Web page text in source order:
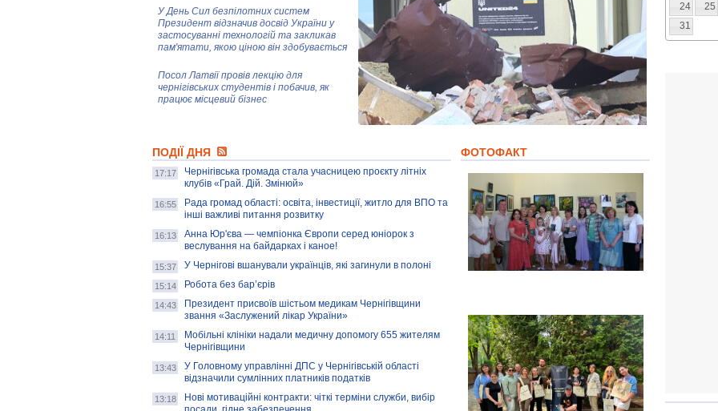
У День Сил безпілотних систем
Президент відзначив досвід України у
застосуванні технологій та закликав
пам'ятати, якою ціною він здобувається
Посол Латвії провів лекцію для
чернігівських студентів і побачив, як
працює місцевий бізнес
колекцію про війну, емоції та тварин
AB InBev Efes Україна підтримала
навчальний проєкт "Молодіжна бізнес-
школа", спрямований на розвиток
підприємництва у Чернігівській області
Золота тварина: видання Forbes
написало про чернігівця Патрона: хто і
скільки на ньому заробляє? І куди
витрачають?
ПОДІЇ ДНЯ
17:17
Чернігівська громада стала учасницею проєкту літніх
клубів «Грай. Дій. Змінюй»
16:55
Рада громад області: освіта, інвестиції, житло для ВПО та
інші важливі питання розвитку
16:13
Анна Юр'єва — чемпіонка Європи серед юніорок з
веслування на байдарках і каное!
15:37 У Чернігові вшанували українців, які загинули в полоні
15:14 Робота без бар’єрів
14:43
Президент присвоїв шістьом медикам Чернігівщини
звання «Заслужений лікар України»
14:11
Мобільні клініки надали медичну допомогу 655 жителям
Чернігівщини
13:43
У Головному управлінні ДПС у Чернігівській області
відзначили сумлінних платників податків
13:18
Нові мотиваційні контракти: чіткі терміни служби, вибір
ФОТОФАКТ
24
25
31